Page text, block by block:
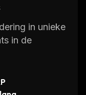
in unieke
in de